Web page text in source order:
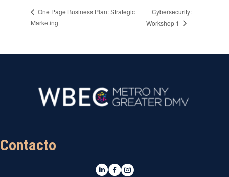
One Page Business Plan: Strategic
Marketing
Cybersecurity:
Workshop 1
Contacto
LinkedIn
Facebook
Instagram